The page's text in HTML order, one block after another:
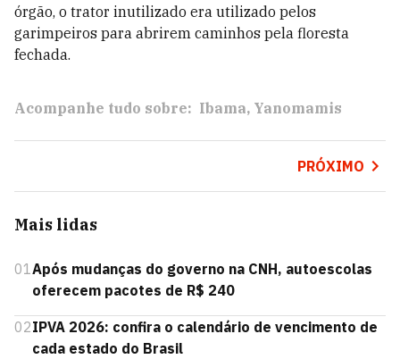
órgão, o trator inutilizado era utilizado pelos
garimpeiros para abrirem caminhos pela floresta
fechada.
Acompanhe tudo sobre: Ibama Yanomamis
PRÓXIMO
Mais lidas
01Após mudanças do governo na CNH, autoescolas
oferecem pacotes de R$ 240
02IPVA 2026: confira o calendário de vencimento de
cada estado do Brasil